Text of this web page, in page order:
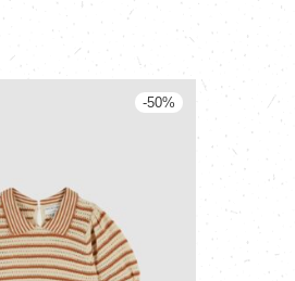
-50%